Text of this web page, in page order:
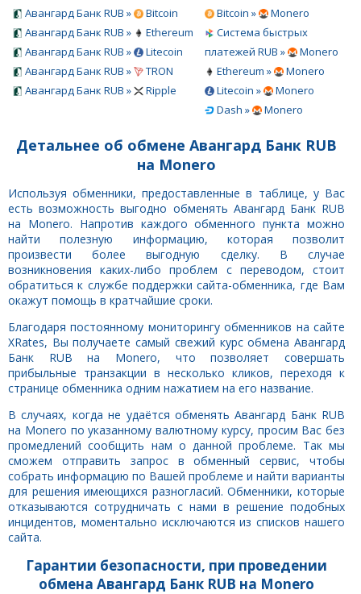
Авангард Банк RUB »
Bitcoin
Авангард Банк RUB »
Ethereum
Авангард Банк RUB »
Litecoin
Авангард Банк RUB »
TRON
Авангард Банк RUB »
Ripple
Bitcoin »
Monero
Система быстрых
платежей RUB »
Monero
Ethereum »
Monero
Litecoin »
Monero
Dash »
Monero
Детальнее об обмене Авангард Банк RUB
на Monero
Используя обменники, предоставленные в таблице, у Вас
есть возможность выгодно обменять Авангард Банк RUB
на Monero. Напротив каждого обменного пункта можно
найти полезную информацию, которая позволит
произвести более выгодную сделку. В случае
возникновения каких-либо проблем с переводом, стоит
обратиться к службе поддержки сайта-обменника, где Вам
окажут помощь в кратчайшие сроки.
Благодаря постоянному мониторингу обменников на сайте
XRates, Вы получаете самый свежий курс обмена Авангард
Банк RUB на Monero, что позволяет совершать
прибыльные транзакции в несколько кликов, переходя к
странице обменника одним нажатием на его название.
В случаях, когда не удаётся обменять Авангард Банк RUB
на Monero по указанному валютному курсу, просим Вас без
промедлений сообщить нам о данной проблеме. Так мы
сможем отправить запрос в обменный сервис, чтобы
собрать информацию по Вашей проблеме и найти варианты
для решения имеющихся разногласий. Обменники, которые
отказываются сотрудничать с нами в решение подобных
инцидентов, моментально исключаются из списков нашего
сайта.
Гарантии безопасности, при проведении
обмена Авангард Банк RUB на Monero